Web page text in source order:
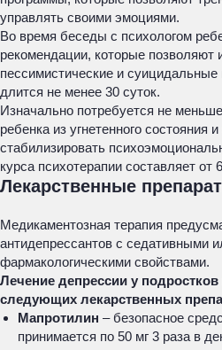
управлять своими эмоциями.
Во время беседы с психологом
рекомендации, которые
пессимистические и
длится не менее 30 суток.
Изначально потребуется не
ребенка из угнетенного состояния
стабилизировать
курса психотерапии составляет от
Лекарственные
Медикаментозная терапия
антидепрессантов с седативными
фармакологическими свойствами.
Лечение депрессии у
следующих лекарственных
Мапротилин – безопасное
принимается по 50 мг 3 раза в